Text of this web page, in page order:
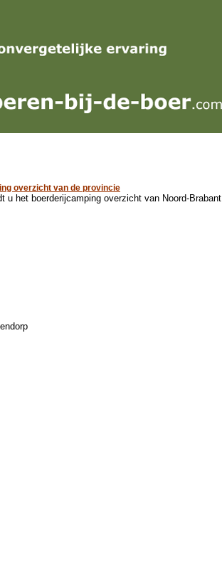
overzicht van de provincie
u het boerderijcamping overzicht van Noord-Brabant